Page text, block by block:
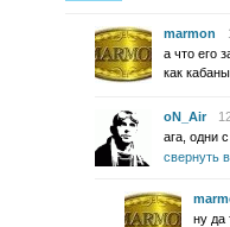
marmon
а что его
как
oN_Air
ага, одни
свернуть
ну да